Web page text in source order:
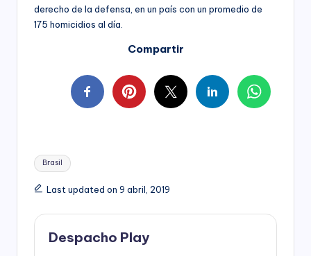
derecho de la defensa, en un país con un promedio de
175 homicidios al día.
Compartir
Tags:
Brasil
Last updated on 9 abril, 2019
Despacho Play